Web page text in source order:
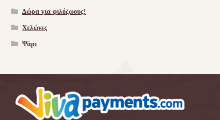
Δώρα για φιλόζωους!
Χελώνες
Ψάρι